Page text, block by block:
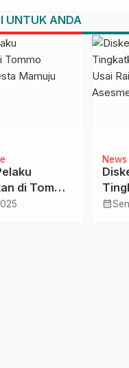
UNTUK ANDA
di Tommo
News
calendar_month